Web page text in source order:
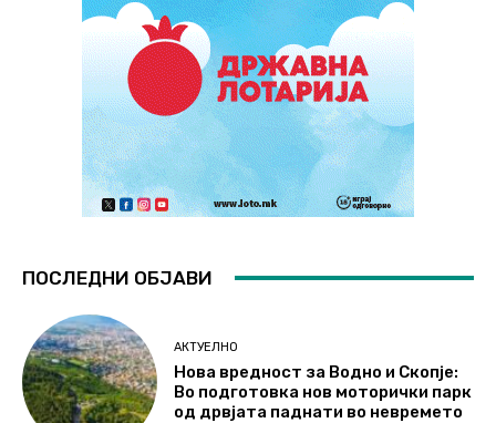
ПОСЛЕДНИ ОБЈАВИ
АКТУЕЛНО
Нова вредност за Водно и Скопје:
Во подготовка нов моторички парк
од дрвјата паднати во невремето